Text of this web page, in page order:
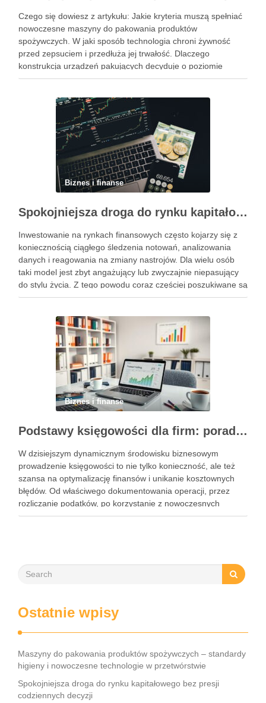
Czego się dowiesz z artykułu: Jakie kryteria muszą spełniać
nowoczesne maszyny do pakowania produktów
spożywczych. W jaki sposób technologia chroni żywność
przed zepsuciem i przedłuża jej trwałość. Dlaczego
konstrukcja urządzeń pakujących decyduje o poziomie
higieny w zakładzie. Jak dobrać odpowiedni system
Powiązane wpisy: Jak …
Biznes i finanse
Spokojniejsza droga do rynku kapitałowego bez presji codziennych decyzji
Inwestowanie na rynkach finansowych często kojarzy się z
koniecznością ciągłego śledzenia notowań, analizowania
danych i reagowania na zmiany nastrojów. Dla wielu osób
taki model jest zbyt angażujący lub zwyczajnie niepasujący
do stylu życia. Z tego powodu coraz częściej poszukiwane są
rozwiązania, które pozwalają uczestniczyć w rynku w sposób
Biznes i finanse
Podstawy księgowości dla firm: porady, narzędzia i nowoczesne rozwiązania
W dzisiejszym dynamicznym środowisku biznesowym
prowadzenie księgowości to nie tylko konieczność, ale też
szansa na optymalizację finansów i unikanie kosztownych
błędów. Od właściwego dokumentowania operacji, przez
rozliczanie podatków, po korzystanie z nowoczesnych
narzędzi – każdy przedsiębiorca musi znać kluczowe
Ostatnie wpisy
Maszyny do pakowania produktów spożywczych – standardy
higieny i nowoczesne technologie w przetwórstwie
Spokojniejsza droga do rynku kapitałowego bez presji
codziennych decyzji